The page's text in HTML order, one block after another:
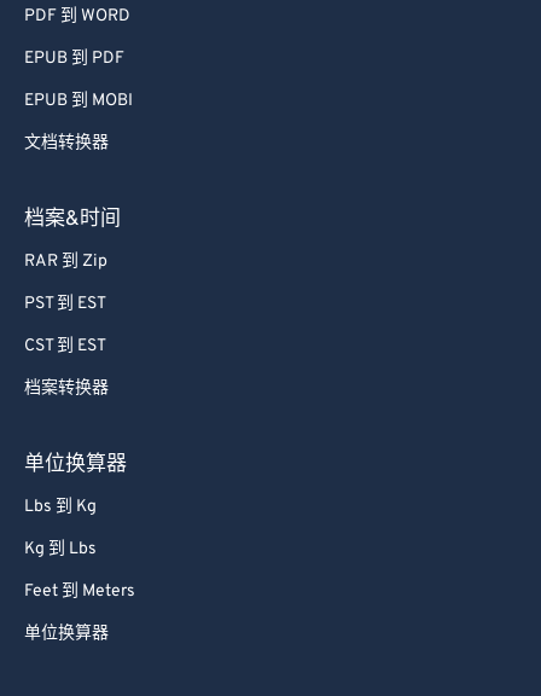
PDF 到 WORD
EPUB 到 PDF
EPUB 到 MOBI
文档转换器
档案&时间
RAR 到 Zip
PST 到 EST
CST 到 EST
档案转换器
单位换算器
Lbs 到 Kg
Kg 到 Lbs
Feet 到 Meters
单位换算器